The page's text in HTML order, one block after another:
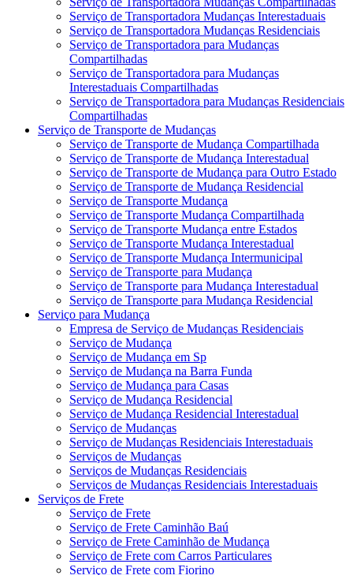
Serviço de Transportadora Mudanças Interestaduais
Serviço de Transportadora Mudanças Residenciais
Serviço de Transportadora para Mudanças
Compartilhadas
Serviço de Transportadora para Mudanças
Interestaduais Compartilhadas
Serviço de Transportadora para Mudanças Residenciais
Compartilhadas
Serviço de Transporte de Mudanças
Serviço de Transporte de Mudança Compartilhada
Serviço de Transporte de Mudança Interestadual
Serviço de Transporte de Mudança para Outro Estado
Serviço de Transporte de Mudança Residencial
Serviço de Transporte Mudança
Serviço de Transporte Mudança Compartilhada
Serviço de Transporte Mudança entre Estados
Serviço de Transporte Mudança Interestadual
Serviço de Transporte Mudança Intermunicipal
Serviço de Transporte para Mudança
Serviço de Transporte para Mudança Interestadual
Serviço de Transporte para Mudança Residencial
Serviço para Mudança
Empresa de Serviço de Mudanças Residenciais
Serviço de Mudança
Serviço de Mudança em Sp
Serviço de Mudança na Barra Funda
Serviço de Mudança para Casas
Serviço de Mudança Residencial
Serviço de Mudança Residencial Interestadual
Serviço de Mudanças
Serviço de Mudanças Residenciais Interestaduais
Serviços de Mudanças
Serviços de Mudanças Residenciais
Serviços de Mudanças Residenciais Interestaduais
Serviços de Frete
Serviço de Frete
Serviço de Frete Caminhão Baú
Serviço de Frete Caminhão de Mudança
Serviço de Frete com Carros Particulares
Serviço de Frete com Fiorino